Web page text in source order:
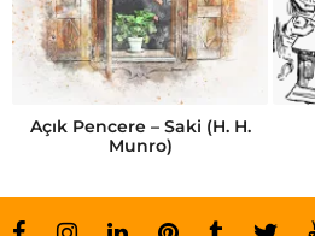
Açık Pencere – Saki (H. H.
Munro)